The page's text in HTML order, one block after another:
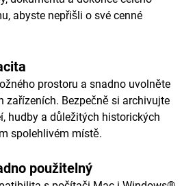
abyste nepřišli o své cenné
prostoru a snadno uvolněte
zařízeních. Bezpečně si archivujte
hudby a důležitých historických
spolehlivém místě.
použitelný